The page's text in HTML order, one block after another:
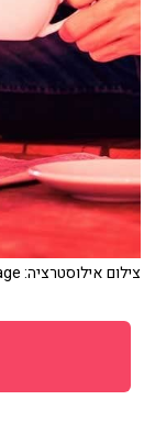
צילום אילוסטרציה: Ingram Image